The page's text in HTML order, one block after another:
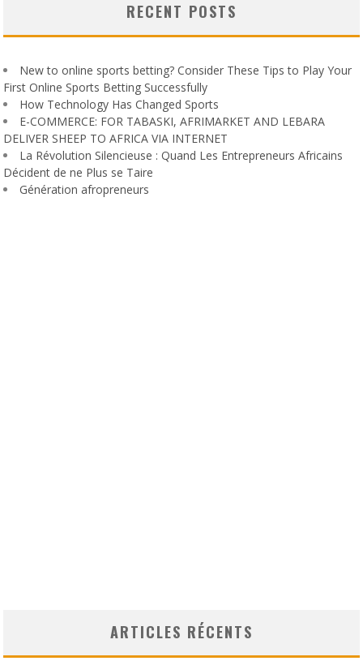
RECENT POSTS
New to online sports betting? Consider These Tips to Play Your
First Online Sports Betting Successfully
How Technology Has Changed Sports
E-COMMERCE: FOR TABASKI, AFRIMARKET AND LEBARA
DELIVER SHEEP TO AFRICA VIA INTERNET
La Révolution Silencieuse : Quand Les Entrepreneurs Africains
Décident de ne Plus se Taire
Génération afropreneurs
ARTICLES RÉCENTS